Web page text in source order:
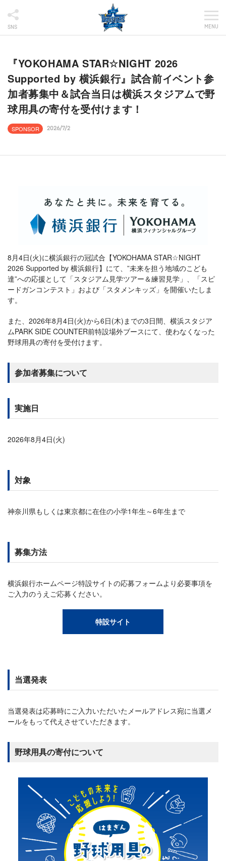
SNS MENU
『YOKOHAMA STAR☆NIGHT 2026
Supported by 横浜銀行』試合前イベント参
加者募集中＆試合当日は横浜スタジアムで野
球用具の寄付を受付けます！
SPONSOR 2026/7/2
8月4日(火)に横浜銀行の冠試合【YOKOHAMA STAR☆NIGHT
2026 Supported by 横浜銀行】にて、”未来を担う地域のこども
達”への応援として「スタジアム見学ツアー＆練習見学」、「スピ
ードガンコンテスト」および「スタメンキッズ」を開催いたしま
す。
また、2026年8月4日(火)から6日(木)までの3日間、横浜スタジア
ムPARK SIDE COUNTER前特設場外ブースにて、使わなくなった
野球用具の寄付を受付けます。
参加者募集について
実施日
2026年8月4日(火)
対象
神奈川県もしくは東京都に在住の小学1年生～6年生まで
募集方法
横浜銀行ホームページ特設サイトの応募フォームより必要事項を
ご入力のうえご応募ください。
特設サイト
当選発表
当選発表は応募時にご入力いただいたメールアドレス宛に当選メ
ールをもって代えさせていただきます。
野球用具の寄付について